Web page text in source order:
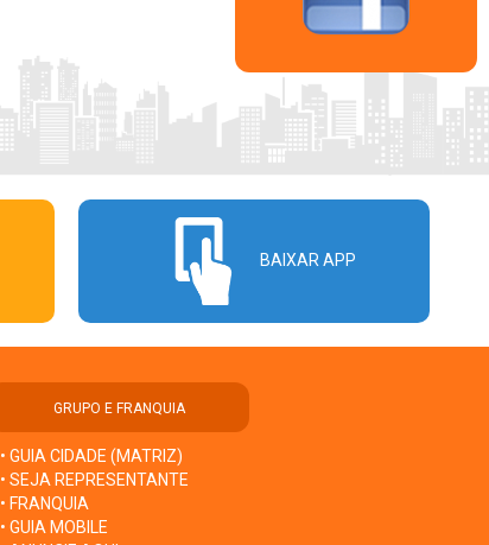
BAIXAR APP
GRUPO E FRANQUIA
• GUIA CIDADE (MATRIZ)
• SEJA REPRESENTANTE
• FRANQUIA
• GUIA MOBILE